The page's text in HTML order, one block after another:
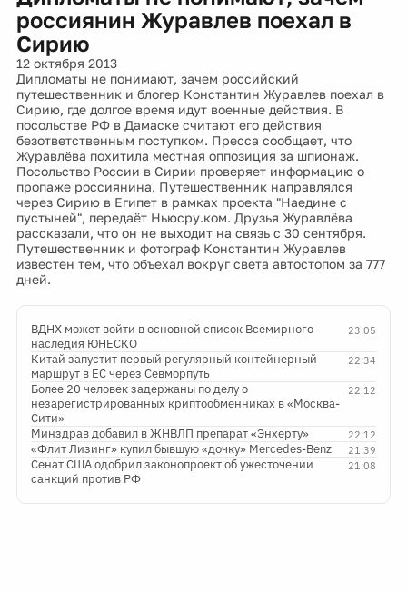
россиянин Журавлев поехал в
Сирию
12 октября 2013
Дипломаты не понимают, зачем российский
путешественник и блогер Константин Журавлев поехал в
Сирию, где долгое время идут военные действия. В
посольстве РФ в Дамаске считают его действия
безответственным поступком. Пресса сообщает, что
Журавлёва похитила местная оппозиция за шпионаж.
Посольство России в Сирии проверяет информацию о
пропаже россиянина. Путешественник направлялся
через Сирию в Египет в рамках проекта "Наедине с
пустыней", передаёт Ньюсру.ком. Друзья Журавлёва
рассказали, что он не выходит на связь с 30 сентября.
Путешественник и фотограф Константин Журавлев
известен тем, что объехал вокруг света автостопом за 777
дней.
23:05
ВДНХ может войти в основной список Всемирного
наследия ЮНЕСКО
22:34
Китай запустит первый регулярный контейнерный
маршрут в ЕС через Севморпуть
22:12
Более 20 человек задержаны по делу о
незарегистрированных криптообменниках в «Москва-
Сити»
22:12
Минздрав добавил в ЖНВЛП препарат «Энхерту»
21:39
«Флит Лизинг» купил бывшую «дочку» Mercedes-Benz
21:08
Сенат США одобрил законопроект об ужесточении
санкций против РФ